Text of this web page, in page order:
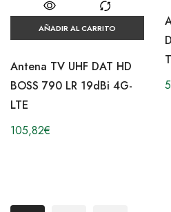
AÑADIR AL CARRITO
Antena TV UHF DAT HD
BOSS 790 LR 19dBi 4G-
LTE
105,82€